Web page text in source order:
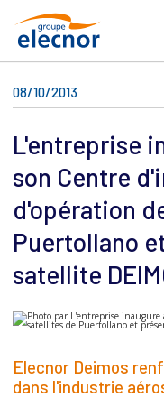
08/10/2013
L'entreprise
son Centre
d'opération
Puertollano
satellite
Elecnor Deimos
dans l'industrie